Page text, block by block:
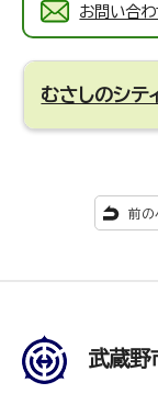
お問い合わ
むさしのシテ
前の
武蔵野